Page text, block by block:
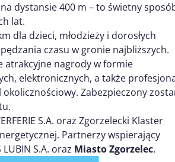
dystansie 400 m – to świetny
lat.
dla dzieci, młodzieży i dorosłych
czasu w gronie najbliższych.
atrakcyjne nagrody w formie
elektronicznych, a także
Zabezpieczony
S.A. oraz Zgorzelecki Klaster
Partnerzy wspierający
S.A. oraz Miasto Zgorzelec.